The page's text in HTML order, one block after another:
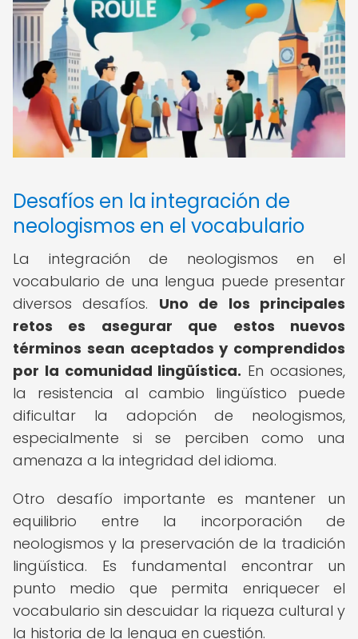
Desafíos en la integración de
neologismos en el vocabulario
La integración de neologismos en el
vocabulario de una lengua puede presentar
diversos desafíos. Uno de los principales
retos es asegurar que estos nuevos
términos sean aceptados y comprendidos
por la comunidad lingüística. En ocasiones,
la resistencia al cambio lingüístico puede
dificultar la adopción de neologismos,
especialmente si se perciben como una
amenaza a la integridad del idioma.
Otro desafío importante es mantener un
equilibrio entre la incorporación de
neologismos y la preservación de la tradición
lingüística. Es fundamental encontrar un
punto medio que permita enriquecer el
vocabulario sin descuidar la riqueza cultural y
la historia de la lengua en cuestión.